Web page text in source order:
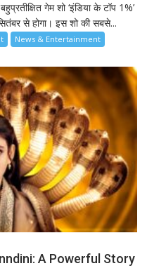
गेम शो ‘इंडिया के टॉप 1%’
से होगा। इस शो की सबसे...
News & Entertainment
A Powerful Story